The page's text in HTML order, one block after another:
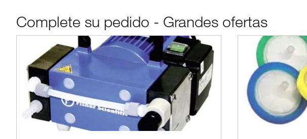
Complete su pedido - Grandes ofertas